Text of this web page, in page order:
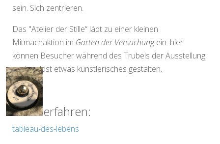
sein. Sich zentrieren.
Das "Atelier der Stille“ lädt zu einer kleinen
Mitmachaktion im Garten der Versuchungein: hier
können Besucher während des Trubels der Ausstellung
auch selbst etwas künstlerisches gestalten.
Mehr erfahren:
tableau-des-lebens